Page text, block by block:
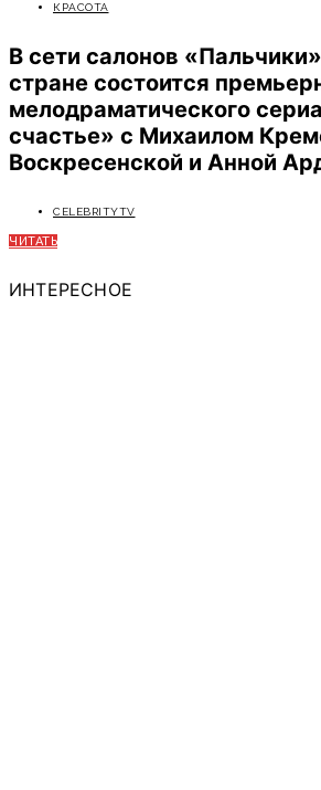
КРАСОТА
В сети салонов
стране состоится
мелодраматического
счастье» с Михаилом
Воскресенской и Анной
CELEBRITYTV
ЧИТАТЬ
ИНТЕРЕСНОЕ